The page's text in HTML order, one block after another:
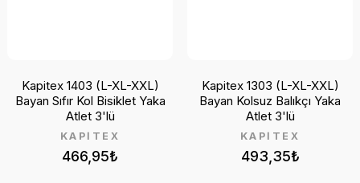
466,95₺
KAPİTEX
Kapitex 1403 (L-XL-XXL)
Bayan Sıfır Kol Bisiklet Yaka
Atlet 3'lü
493,35₺
KAPİTEX
Kapitex 1303 (L-XL-XXL)
Bayan Kolsuz Balıkçı Yaka
Atlet 3'lü